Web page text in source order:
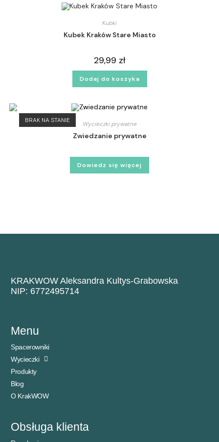
Kubki
Kubek Kraków Stare Miasto
29,99 zł
Dodaj do koszyka
BRAK NA STANIE
Wycieczki prywatne
Zwiedzanie prywatne
Dowiedz się więcej
KRAKWOW Aleksandra Kultys-Grabowska
NIP: 6772495714
Menu
Spacerowniki
Wycieczki
Produkty
Blog
O KrakWOW
Obsługa klienta